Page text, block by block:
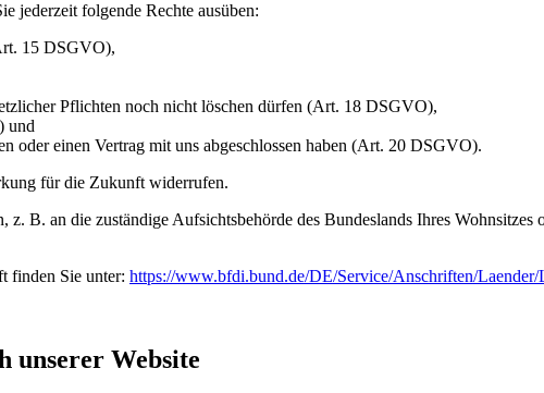
jederzeit folgende Rechte ausüben:
15 DSGVO),
Pflichten noch nicht löschen dürfen (Art. 18 DSGVO),
und
oder einen Vertrag mit uns abgeschlossen haben (Art. 20 DSGVO).
für die Zukunft widerrufen.
B. an die zuständige Aufsichtsbehörde des Bundeslands Ihres
finden Sie unter: https://www.bfdi.bund.de/DE/Service/Anschriften/Laender/
unserer Website